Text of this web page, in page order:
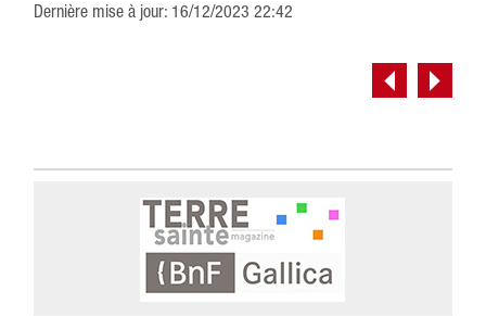
Dernière mise à jour: 16/12/2023 22:42